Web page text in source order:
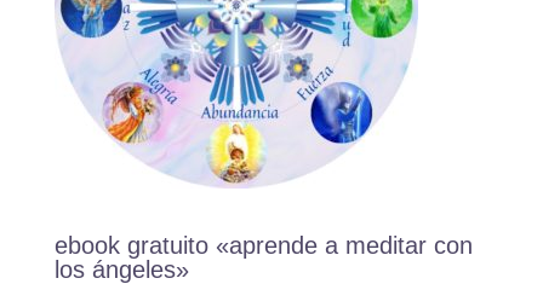
ebook gratuito «aprende a meditar con
los ángeles»